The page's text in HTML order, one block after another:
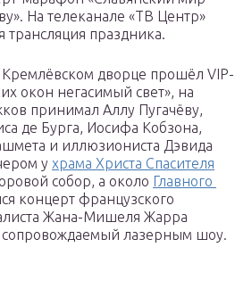
На телеканале «ТВ Центр»
трансляция праздника.
Кремлёвском дворце прошёл VIP-
окон негасимый свет», на
принимал Аллу Пугачёву,
де Бурга, Иосифа Кобзона,
и иллюзиониста Дэвида
у храма Христа Спасителя
собор, а около Главного
концерт французского
Жана-Мишеля Жарра
сопровождаемый лазерным шоу.